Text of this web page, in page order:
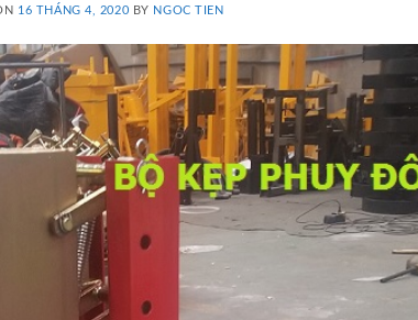
16 THÁNG 4, 2020 BY NGOC TIEN